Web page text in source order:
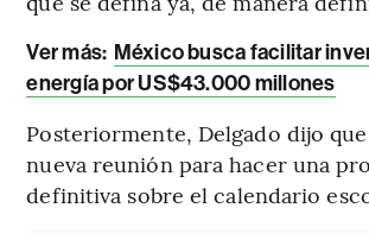
Ver más: México busca facilitar
energía por US$43.000 millones
Posteriormente, Delgado dijo
nueva reunión para hacer una
definitiva sobre el calendario